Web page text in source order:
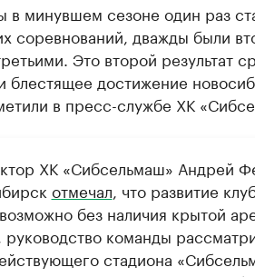
в минувшем сезоне один раз
соревнований, дважды были
Это второй результат
блестящее достижение
в пресс-службе ХК
ХК «Сибсельмаш» Андрей
отмечал , что развитие
без наличия крытой
команды
стадиона